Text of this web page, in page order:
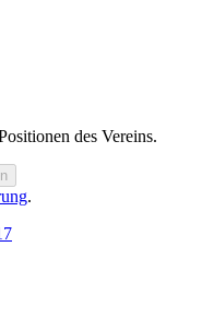
des Vereins.
.